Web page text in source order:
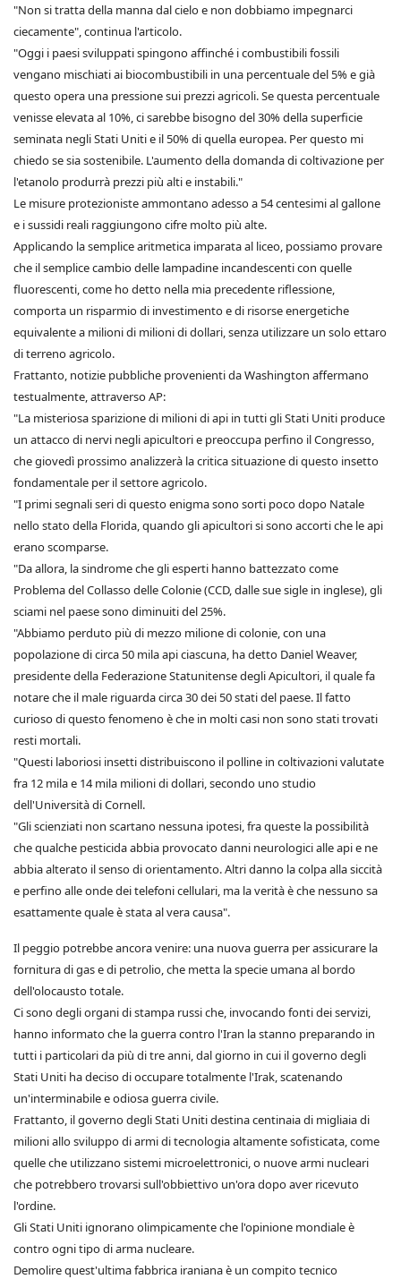
"Non si tratta della manna dal cielo e non dobbiamo impegnarci
ciecamente", continua l'articolo.
"Oggi i paesi sviluppati spingono affinché i combustibili fossili
vengano mischiati ai biocombustibili in una percentuale del 5% e già
questo opera una pressione sui prezzi agricoli. Se questa percentuale
venisse elevata al 10%, ci sarebbe bisogno del 30% della superficie
seminata negli Stati Uniti e il 50% di quella europea. Per questo mi
chiedo se sia sostenibile. L'aumento della domanda di coltivazione per
l'etanolo produrrà prezzi più alti e instabili."
Le misure protezioniste ammontano adesso a 54 centesimi al gallone
e i sussidi reali raggiungono cifre molto più alte.
Applicando la semplice aritmetica imparata al liceo, possiamo provare
che il semplice cambio delle lampadine incandescenti con quelle
fluorescenti, come ho detto nella mia precedente riflessione,
comporta un risparmio di investimento e di risorse energetiche
equivalente a milioni di milioni di dollari, senza utilizzare un solo ettaro
di terreno agricolo.
Frattanto, notizie pubbliche provenienti da Washington affermano
testualmente, attraverso AP:
"La misteriosa sparizione di milioni di api in tutti gli Stati Uniti produce
un attacco di nervi negli apicultori e preoccupa perfino il Congresso,
che giovedì prossimo analizzerà la critica situazione di questo insetto
fondamentale per il settore agricolo.
"I primi segnali seri di questo enigma sono sorti poco dopo Natale
nello stato della Florida, quando gli apicultori si sono accorti che le api
erano scomparse.
"Da allora, la sindrome che gli esperti hanno battezzato come
Problema del Collasso delle Colonie (CCD, dalle sue sigle in inglese), gli
sciami nel paese sono diminuiti del 25%.
"Abbiamo perduto più di mezzo milione di colonie, con una
popolazione di circa 50 mila api ciascuna, ha detto Daniel Weaver,
presidente della Federazione Statunitense degli Apicultori, il quale fa
notare che il male riguarda circa 30 dei 50 stati del paese. Il fatto
curioso di questo fenomeno è che in molti casi non sono stati trovati
resti mortali.
"Questi laboriosi insetti distribuiscono il polline in coltivazioni valutate
fra 12 mila e 14 mila milioni di dollari, secondo uno studio
dell'Università di Cornell.
"Gli scienziati non scartano nessuna ipotesi, fra queste la possibilità
che qualche pesticida abbia provocato danni neurologici alle api e ne
abbia alterato il senso di orientamento. Altri danno la colpa alla siccità
e perfino alle onde dei telefoni cellulari, ma la verità è che nessuno sa
esattamente quale è stata al vera causa".
Il peggio potrebbe ancora venire: una nuova guerra per assicurare la
fornitura di gas e di petrolio, che metta la specie umana al bordo
dell'olocausto totale.
Ci sono degli organi di stampa russi che, invocando fonti dei servizi,
hanno informato che la guerra contro l'Iran la stanno preparando in
tutti i particolari da più di tre anni, dal giorno in cui il governo degli
Stati Uniti ha deciso di occupare totalmente l'Irak, scatenando
un'interminabile e odiosa guerra civile.
Frattanto, il governo degli Stati Uniti destina centinaia di migliaia di
milioni allo sviluppo di armi di tecnologia altamente sofisticata, come
quelle che utilizzano sistemi microelettronici, o nuove armi nucleari
che potrebbero trovarsi sull'obbiettivo un'ora dopo aver ricevuto
l'ordine.
Gli Stati Uniti ignorano olimpicamente che l'opinione mondiale è
contro ogni tipo di arma nucleare.
Demolire quest'ultima fabbrica iraniana è un compito tecnico